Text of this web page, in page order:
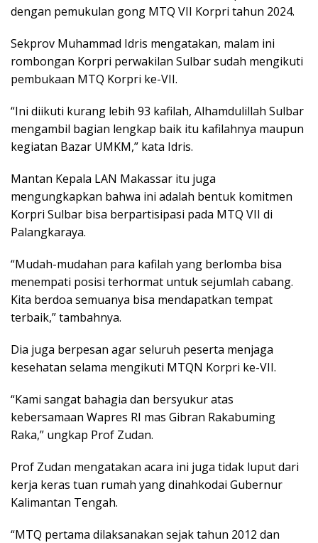
dengan pemukulan gong MTQ VII Korpri tahun 2024.
Sekprov Muhammad Idris mengatakan, malam ini
rombongan Korpri perwakilan Sulbar sudah mengikuti
pembukaan MTQ Korpri ke-VII.
“Ini diikuti kurang lebih 93 kafilah, Alhamdulillah Sulbar
mengambil bagian lengkap baik itu kafilahnya maupun
kegiatan Bazar UMKM,” kata Idris.
Mantan Kepala LAN Makassar itu juga
mengungkapkan bahwa ini adalah bentuk komitmen
Korpri Sulbar bisa berpartisipasi pada MTQ VII di
Palangkaraya.
“Mudah-mudahan para kafilah yang berlomba bisa
menempati posisi terhormat untuk sejumlah cabang.
Kita berdoa semuanya bisa mendapatkan tempat
terbaik,” tambahnya.
Dia juga berpesan agar seluruh peserta menjaga
kesehatan selama mengikuti MTQN Korpri ke-VII.
“Kami sangat bahagia dan bersyukur atas
kebersamaan Wapres RI mas Gibran Rakabuming
Raka,” ungkap Prof Zudan.
Prof Zudan mengatakan acara ini juga tidak luput dari
kerja keras tuan rumah yang dinahkodai Gubernur
Kalimantan Tengah.
“MTQ pertama dilaksanakan sejak tahun 2012 dan